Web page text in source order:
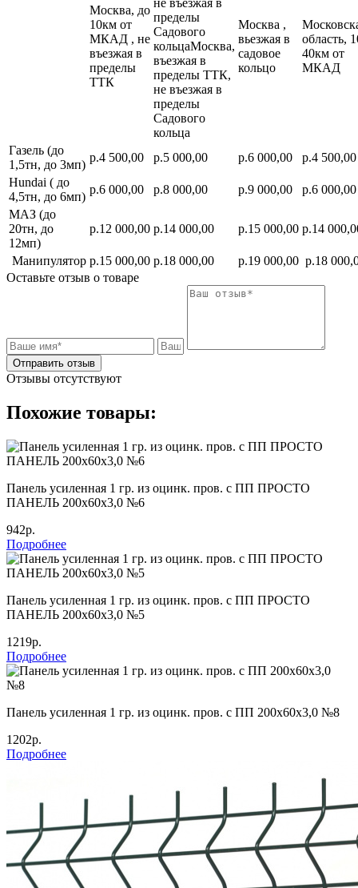
Москва, до
10км от
МКАД , не
въезжая в
пределы
ТТК
пределы
Садового
кольцаМосква,
въезжая в
пределы ТТК,
не въезжая в
пределы
Садового
кольца
Москва ,
вьезжая в
садовое
кольцо
область,
40км от
МКАД
Газель (до
1,5тн, до 3мп)
р.4 500,00 р.5 000,00 р.6 000,00
р.4 500,00
Hundai ( до
4,5тн, до 6мп)
р.6 000,00 р.8 000,00 р.9 000,00
р.6 000,00
МАЗ (до
20тн, до
12мп)
р.12 000,00 р.14 000,00 р.15 000,00 р.14
Манипулятор р.15 000,00 р.18 000,00 р.19 000,00 р.18
Оставьте отзыв о товаре
Отправить отзыв
Отзывы отсутствуют
Похожие товары:
Панель усиленная 1 гр. из оцинк. пров. с ПП ПРОСТО
ПАНЕЛЬ 200х60х3,0 №6
942р.
Подробнее
Панель усиленная 1 гр. из оцинк. пров. с ПП ПРОСТО
ПАНЕЛЬ 200х60х3,0 №5
1219р.
Подробнее
Панель усиленная 1 гр. из оцинк. пров. с ПП 200х60х3,0 №8
1202р.
Подробнее